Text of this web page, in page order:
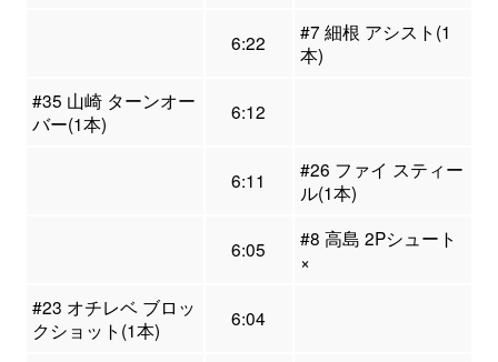
6:22
#7 細根 アシスト(1
本)
#35 山崎 ターンオー
バー(1本)
6:12
6:11
#26 ファイ スティー
ル(1本)
6:05
#8 高島 2Pシュート
×
#23 オチレベ ブロッ
クショット(1本)
6:04